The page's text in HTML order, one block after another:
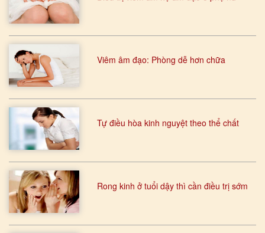
Viêm âm đạo: Phòng dễ hơn chữa
Tự điều hòa kinh nguyệt theo thể chất
Rong kinh ở tuổi dậy thì cần điều trị sớm